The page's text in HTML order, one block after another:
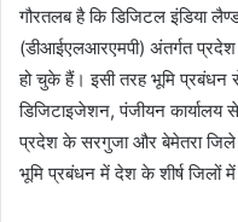
गौरतलब है कि डिजिटल इंडिया लैण्ड
(डीआईएलआरएमपी) अंतर्गत
हो चुके हैं। इसी तरह भूमि प्रबंधन
डिजिटाइजेशन, पंजीयन कार्यालय
प्रदेश के सरगुजा और बेमेतरा जिले
भूमि प्रबंधन में देश के शीर्ष जिलों